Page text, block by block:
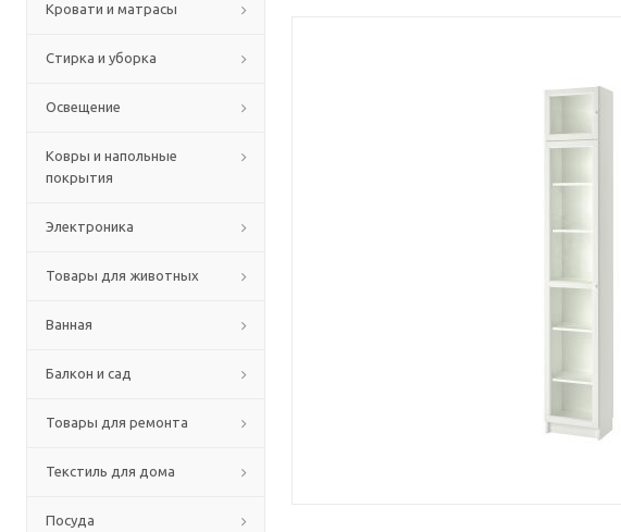
Кровати и матрасы
Стирка и уборка
Освещение
Ковры и напольные
покрытия
Электроника
Товары для животных
Ванная
Балкон и сад
Товары для ремонта
Текстиль для дома
Посуда